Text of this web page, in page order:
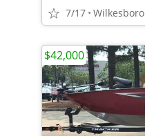
7/17 Wilkesboro
$42,000